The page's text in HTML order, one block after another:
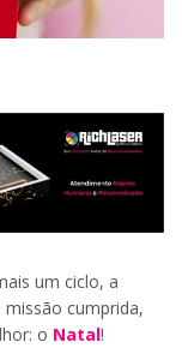
um ciclo, a
cumprida,
o Natal!